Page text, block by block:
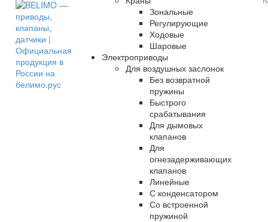
Зональные
Регулирующие
Ходовые
Шаровые
Электроприводы
Для воздушных заслонок
Без возвратной
пружины
Быстрого
срабатывания
Для дымовых
клапанов
Для
огнезадерживающих
клапанов
Линейные
С конденсатором
Со встроенной
пружиной